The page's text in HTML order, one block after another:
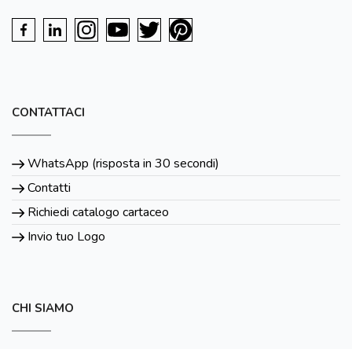
CONTATTACI
WhatsApp (risposta in 30 secondi)
Contatti
Richiedi catalogo cartaceo
Invio tuo Logo
CHI SIAMO